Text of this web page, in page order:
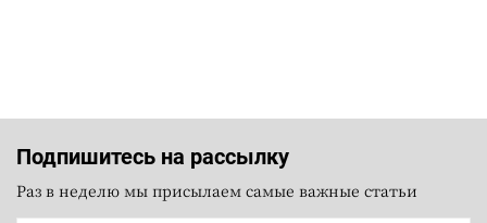
Подпишитесь на рассылку
Раз в неделю мы присылаем самые важные статьи